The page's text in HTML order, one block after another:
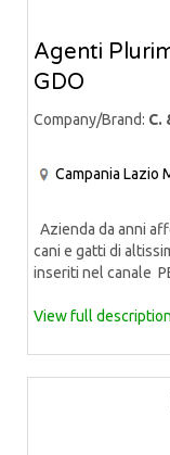
Agenti
GDO
Company/Brand: C.
Campania Lazio
Azienda da anni
cani e gatti di
inseriti nel canale
View full description